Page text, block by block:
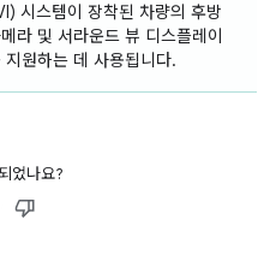
시스템이 장착된 차량의 후방
라 및 서라운드 뷰 디스플레이
지원하는 데 사용됩니다.
었나요?